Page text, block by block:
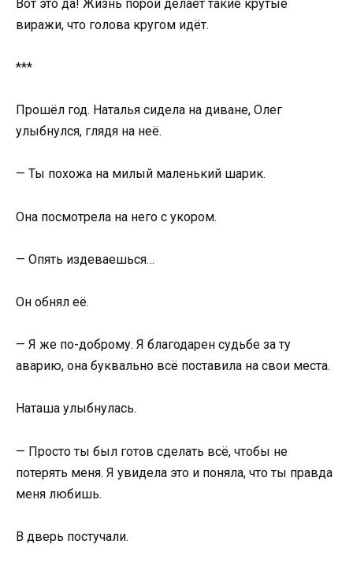
Вот это да! Жизнь порой делает такие крутые
виражи, что голова кругом идёт.
***
Прошёл год. Наталья сидела на диване, Олег
улыбнулся, глядя на неё.
— Ты похожа на милый маленький шарик.
Она посмотрела на него с укором.
— Опять издеваешься…
Он обнял её.
— Я же по-доброму. Я благодарен судьбе за ту
аварию, она буквально всё поставила на свои места.
Наташа улыбнулась.
— Просто ты был готов сделать всё, чтобы не
потерять меня. Я увидела это и поняла, что ты правда
меня любишь.
В дверь постучали.